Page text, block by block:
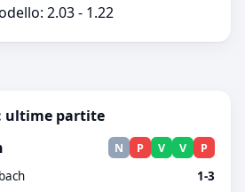
2.03 - 1.22
ultime partite
N P V V P
1-3